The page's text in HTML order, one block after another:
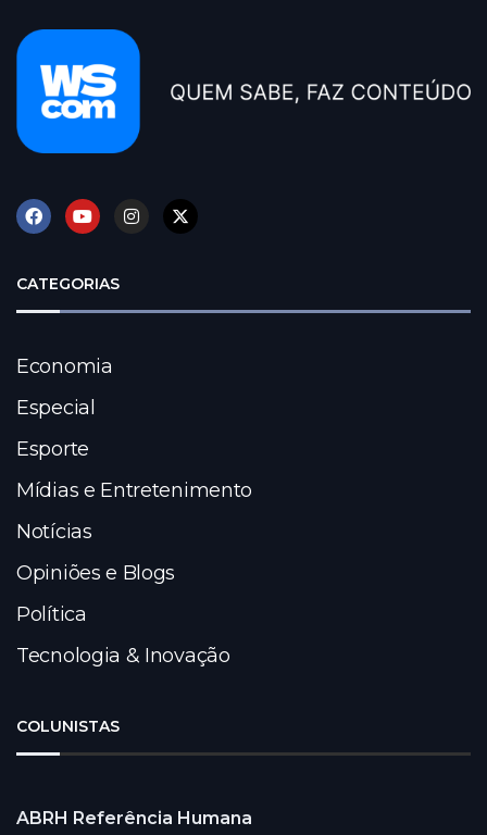
CATEGORIAS
Economia
Especial
Esporte
Mídias e Entretenimento
Notícias
Opiniões e Blogs
Política
Tecnologia & Inovação
COLUNISTAS
ABRH Referência Humana